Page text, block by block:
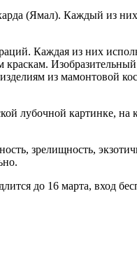
(Ямал). Каждый из
Каждая из них
из мамонтовой
лубочной картинке, на
зрелищность,
до 16 марта, вход